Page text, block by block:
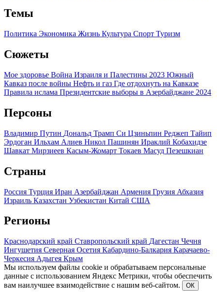
Темы
Политика Экономика Жизнь Культура Спорт Туризм
Сюжеты
Мое здоровье Война Израиля и Палестины 2023 Южный
Кавказ после войны Нефть и газ Где отдохнуть на Кавказе
Правила ислама Президентские выборы в Азербайджане 2024
Персоны
Владимир Путин Дональд Трамп Си Цзиньпин Реджеп Тайип
Эрдоган Ильхам Алиев Никол Пашинян Ираклий Кобахидзе
Шавкат Мирзиеев Касым-Жомарт Токаев Масуд Пезешкиан
Страны
Россия Турция Иран Азербайджан Армения Грузия Абхазия
Израиль Казахстан Узбекистан Китай США
Регионы
Краснодарский край Ставропольский край Дагестан Чечня
Ингушетия Северная Осетия Кабардино-Балкария Карачаево-
Черкесия Адыгея Крым
Мы используем файлы cookie и обрабатываем персональные
данные с использованием Яндекс Метрики, чтобы обеспечить
вам наилучшее взаимодействие с нашим веб-сайтом.
ОК